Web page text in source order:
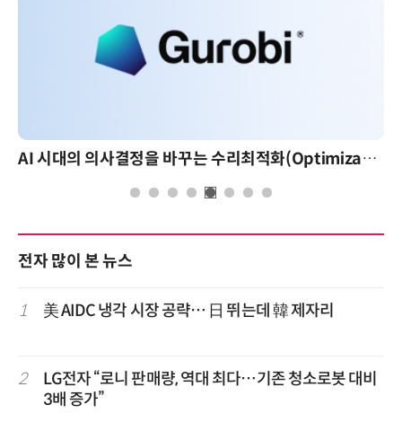
AI 시대의 의사결정을 바꾸는 수리최적화(Optimization): 실제 산업 적용 사례와 활용 전략 AI 핀옵스 실전 세미나: 폭증하
전자 많이 본 뉴스
1 美 AIDC 냉각 시장 공략… 日 뛰는데 韓 제자리
2
LG전자 “로니 판매량, 역대 최다…기존 청소로봇 대비
3배 증가”